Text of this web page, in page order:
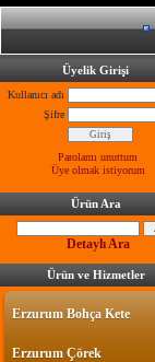
Üyelik Girişi
Kullanıcı adı
Şifre
Parolamı unuttum
Üye olmak istiyorum
Ürün Ara
Detaylı Ara
Ürün ve Hizmetler
Erzurum Bohça Kete
Erzurum Çörek